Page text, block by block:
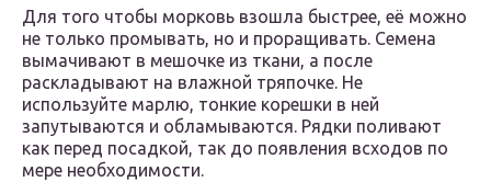
Для того чтобы морковь взошла быстрее, её можно
не только промывать, но и проращивать. Семена
вымачивают в мешочке из ткани, а после
раскладывают на влажной тряпочке. Не
используйте марлю, тонкие корешки в ней
запутываются и обламываются. Рядки поливают
как перед посадкой, так до появления всходов по
мере необходимости.